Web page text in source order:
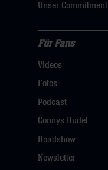
hier
Unser Commitment
Fans
Navigation
öffnen,
dann
hier
Für Fans
Videos
Fotos
Podcast
Connys Rudel
Roadshow
Newsletter